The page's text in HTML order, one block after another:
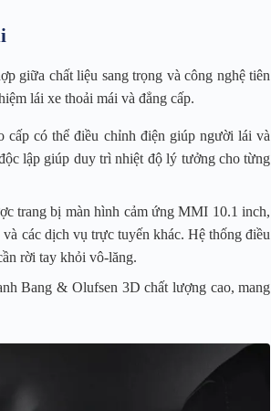
giữa chất liệu sang trọng và công nghệ tiên
lái xe thoải mái và đẳng cấp.
cấp có thể điều chỉnh điện giúp người lái và
lập giúp duy trì nhiệt độ lý tưởng cho từng
trang bị màn hình cảm ứng MMI 10.1 inch,
các dịch vụ trực tuyến khác. Hệ thống điều
rời tay khỏi vô-lăng.
Bang & Olufsen 3D chất lượng cao, mang